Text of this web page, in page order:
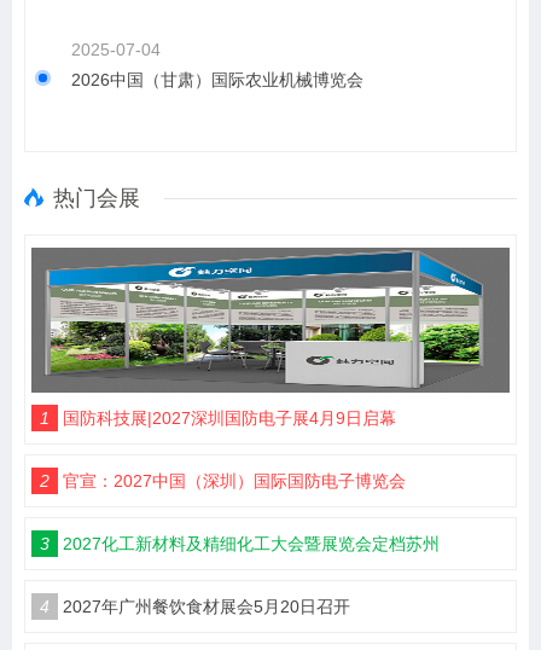
2025-07-04
2026中国（甘肃）国际农业机械博览会
热门会展
1 国防科技展|2027深圳国防电子展4月9日启幕
2 官宣：2027中国（深圳）国际国防电子博览会
3 2027化工新材料及精细化工大会暨展览会定档苏州
4 2027年广州餐饮食材展会5月20日召开